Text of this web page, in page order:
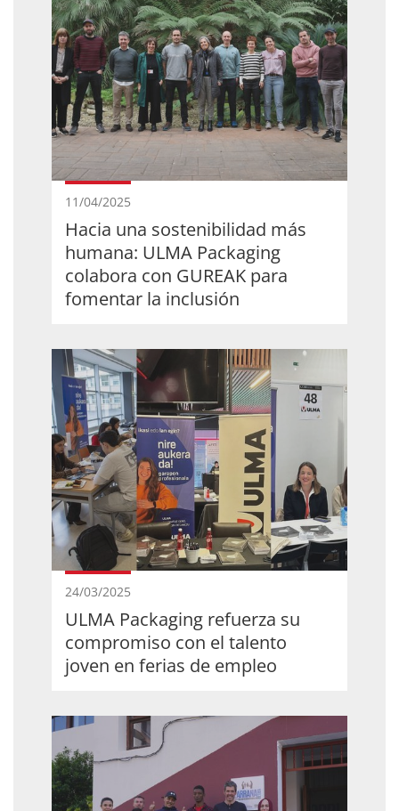
11/04/2025
Hacia una sostenibilidad más
humana: ULMA Packaging
colabora con GUREAK para
fomentar la inclusión
24/03/2025
ULMA Packaging refuerza su
compromiso con el talento
joven en ferias de empleo